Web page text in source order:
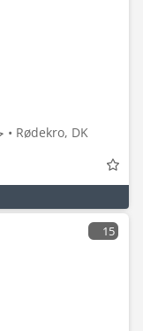
حفارات صغيرة أقل من 7 طن (حفارات صغيرة) • Rødekro, DK
15